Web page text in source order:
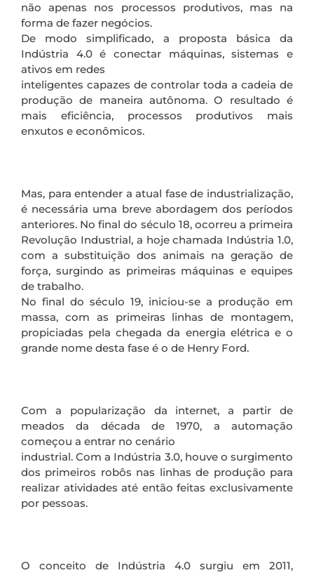
não apenas nos processos produtivos, mas na
forma de fazer negócios.
De modo simplificado, a proposta básica da
Indústria 4.0 é conectar máquinas, sistemas e
ativos em redes
inteligentes capazes de controlar toda a cadeia de
produção de maneira autônoma. O resultado é
mais eficiência, processos produtivos mais
enxutos e econômicos.
Mas, para entender a atual fase de industrialização,
é necessária uma breve abordagem dos períodos
anteriores. No final do século 18, ocorreu a primeira
Revolução Industrial, a hoje chamada Indústria 1.0,
com a substituição dos animais na geração de
força, surgindo as primeiras máquinas e equipes
de trabalho.
No final do século 19, iniciou-se a produção em
massa, com as primeiras linhas de montagem,
propiciadas pela chegada da energia elétrica e o
grande nome desta fase é o de Henry Ford.
Com a popularização da internet, a partir de
meados da década de 1970, a automação
começou a entrar no cenário
industrial. Com a Indústria 3.0, houve o surgimento
dos primeiros robôs nas linhas de produção para
realizar atividades até então feitas exclusivamente
por pessoas.
O conceito de Indústria 4.0 surgiu em 2011,